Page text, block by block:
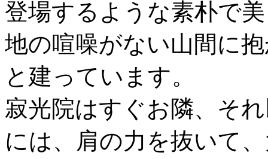
登場するような素朴で
地の喧噪がない山間に
と建っています。
寂光院はすぐお隣、そ
には、肩の力を抜いて